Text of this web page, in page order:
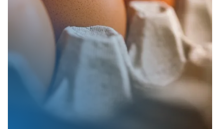
Industrie-Lösungen